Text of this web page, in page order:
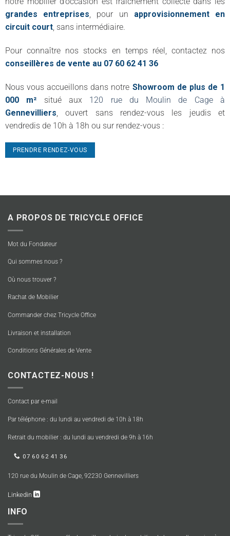
grandes entreprises, pour un approvisionnement en
circuit court, sans intermédiaire.
Pour connaître nos stocks en temps réel, contactez nos
conseillères de vente au 07 60 62 41 36
Nous vous accueillons dans notre Showroom de plus de 1
000 m² situé aux 120 rue du Moulin de Cage à
Gennevilliers , ouvert sans rendez-vous les jeudis et
vendredis de 10h à 18h ou sur rendez-vous :
PRENDRE RENDEZ-VOUS
A PROPOS DE TRICYCLE OFFICE
Mot du Fondateur
Qui sommes nous ?
Où nous trouver ?
Rachat de Mobilier
Commander chez Tricycle Office
Livraison et installation
Conditions Générales de Vente
CONTACTEZ-NOUS !
Contact par e-mail
Par téléphone : du lundi au vendredi de 10h à 18h
Retrait du mobilier : du lundi au vendredi de 9h à 16h
07 60 62 41 36
120 rue du Moulin de Cage, 92230 Gennevilliers
Linkedin
INFO